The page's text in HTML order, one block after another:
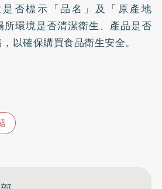
否標示「品名」及「原產地
所環境是否清潔衛生、產品是否
以確保購買食品衛生安全。